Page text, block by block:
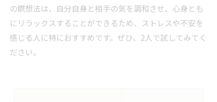
の瞑想法は、自分自身と相手の気を調和させ、心身とも
にリラックスすることができるため、ストレスや不安を
感じる人に特におすすめです。ぜひ、2人で試してみてく
ださい。